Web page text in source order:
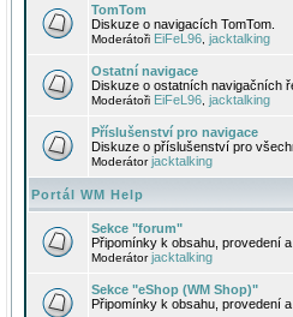
TomTom
Diskuze o navigacích TomTom.
Moderátoři EiFeL96 jacktalking
Ostatní navigace
Diskuze o ostatních navigačních
Moderátoři EiFeL96 jacktalking
Příslušenství pro navigace
Diskuze o příslušenství pro
Moderátorjacktalking
Portál WM Help
Sekce "forum"
Připomínky k obsahu, provedení
Moderátorjacktalking
Sekce "eShop (WM Shop)"
Připomínky k obsahu, provedení